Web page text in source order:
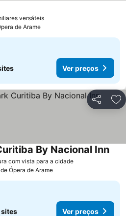
versáteis
de Arame
Ver preços
Partilhar
com vista para a cidade
By Nacional Inn
Ópera de Arame
sites Ver preços